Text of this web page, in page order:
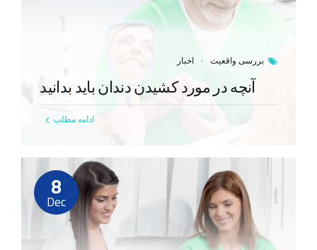
بررسی واقعیت اخبار
آنچه در مورد کشیدن دندان باید بدانید
ادامه مطلب
8
Dec